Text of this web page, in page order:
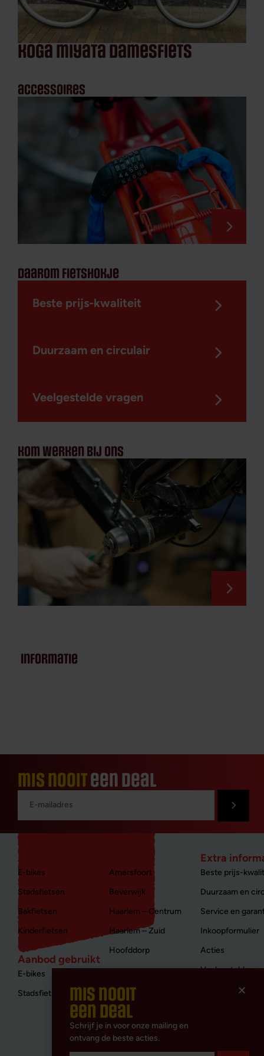
koga miyata damesfiets
daarom fietshokje
Beste prijs-kwaliteit
Duurzaam en circulair
Veelgestelde vragen
accessoires
kom werken bij ons
informatie
mis nooiteen deal
Aanbod nieuw
E-bikes
Stadsfietsen
Bakfietsen
Kinderfietsen
Aanbod gebruikt
E-bikes
Stadsfietsen
Amersfoort
Beverwijk
Haarlem – Centrum
Haarlem – Zuid
Hoofddorp
Extra
Beste prijs-
Duurzaam en
Service en
Inkoopformulier
Acties
Veelgestelde
mis nooit
een deal
Schrijf je in voor onze mailing en
ontvang de beste acties.